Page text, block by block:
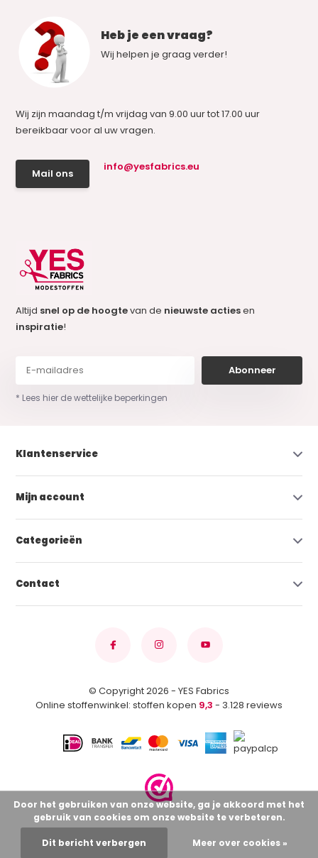
Heb je een vraag?
Wij helpen je graag verder!
Wij zijn maandag t/m vrijdag van 9.00 uur tot 17.00 uur
bereikbaar voor al uw vragen.
Mail ons
info@yesfabrics.eu
Altijd snel op de hoogtevan de nieuwste actiesen
inspiratie!
Abonneer
* Lees hier de wettelijke beperkingen
Klantenservice
Mijn account
Categorieën
Contact
© Copyright 2026 - YES Fabrics
Online stoffenwinkel: stoffen kopen 9,3 - 3.128 reviews
Door het gebruiken van onze website, ga je akkoord met het
gebruik van cookies om onze website te verbeteren.
Dit bericht verbergen Meer over cookies »